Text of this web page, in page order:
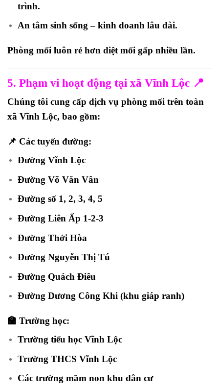
trình.
An tâm sinh sống – kinh doanh lâu dài.
Phòng mối luôn rẻ hơn diệt mối gấp nhiều lần.
5. Phạm vi hoạt động tại xã Vĩnh Lộc 📍
Chúng tôi cung cấp dịch vụ phòng mối trên toàn
xã Vĩnh Lộc, bao gồm:
📌 Các tuyến đường:
Đường Vĩnh Lộc
Đường Võ Văn Vân
Đường số 1, 2, 3, 4, 5
Đường Liên Ấp 1-2-3
Đường Thới Hòa
Đường Nguyễn Thị Tú
Đường Quách Điêu
Đường Dương Công Khi (khu giáp ranh)
🏫 Trường học:
Trường tiểu học Vĩnh Lộc
Trường THCS Vĩnh Lộc
Các trường mầm non khu dân cư